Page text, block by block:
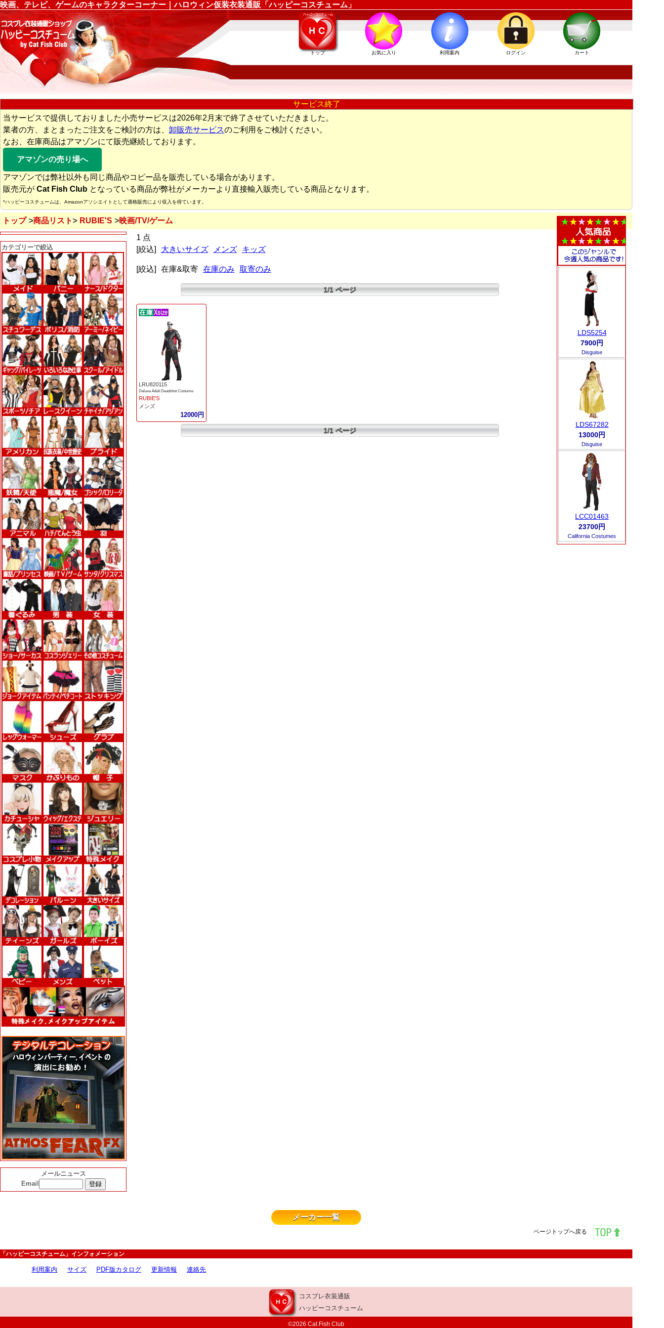
映画、テレビ、ゲームのキャラクターコーナー｜ハロウィン仮装衣装通販「ハッピーコスチューム」
トップ お気に入り 利用案内 ログイン カート
サービス終了
当サービスで提供しておりました小売サービスは2026年2月末で終了させていただきました。
業者の方、まとまったご注文をご検討の方は、 卸販売サービスのご利用をご検討ください。
なお、在庫商品はアマゾンにて販売継続しております。
アマゾンの売り場へ
アマゾンでは弊社以外も同じ商品やコピー品を販売している場合があります。
販売元が Cat Fish Club となっている商品が弊社がメーカーより直接輸入販売している商品となります。
*ハッピーコスチュームは、Amazonアソシエイトとして適格販売により収入を得ています。
トップ 商品リスト RUBIE'S 映画/TV/ゲーム
カテゴリーで絞込
メールニュース
Email
1 点
[絞込]
大きいサイズ メンズ キッズ
[絞込] 在庫&取寄 在庫のみ 取寄のみ
1/1 ページ
LRU820115
Deluxe Adult Deadshot Costume
RUBIE'S
メンズ
12000円
1/1 ページ
LDS5254
7900円
Disguise
LDS67282
13000円
Disguise
LCC01463
23700円
California Costumes
メーカー一覧
ページトップへ戻る
「ハッピーコスチューム」インフォメーション
利用案内 サイズ PDF版カタログ 更新情報 連絡先
コスプレ衣装通販
ハッピーコスチューム
©2026 Cat Fish Club